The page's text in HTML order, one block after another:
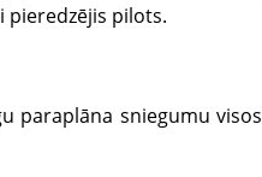
pieredzējis pilots.
paraplāna sniegumu visos